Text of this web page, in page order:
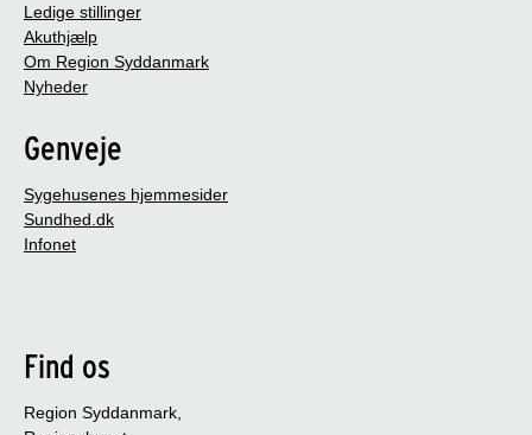
Ledige stillinger
Akuthjælp
Om Region Syddanmark
Nyheder
Genveje
Sygehusenes hjemmesider
Sundhed.dk
Infonet
Find os
Region Syddanmark,